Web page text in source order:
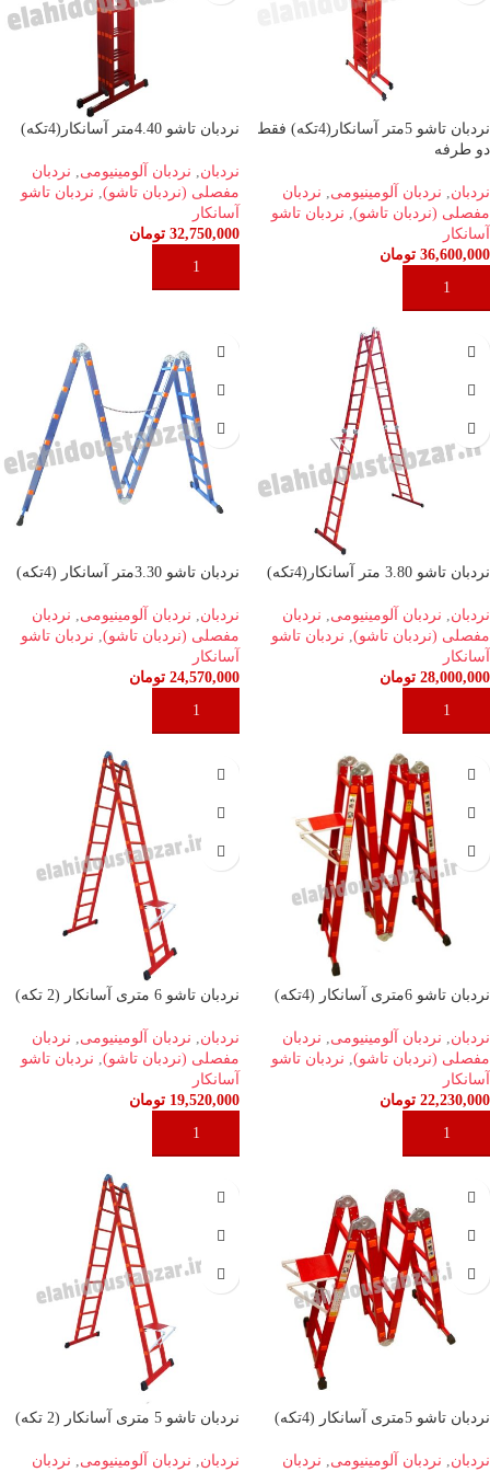
نردبان تاشو 5متر آسانکار(4تکه) فقط
دو طرفه
نردبان, نردبان آلومینیومی, نردبان
مفصلی (نردبان تاشو), نردبان تاشو
آسانکار
36,600,000 تومان
افزودن به سبد خرید
نردبان تاشو 4.40متر آسانکار(4تکه)
نردبان, نردبان آلومینیومی, نردبان
مفصلی (نردبان تاشو), نردبان تاشو
آسانکار
32,750,000 تومان
افزودن به سبد خرید
نردبان تاشو 3.80 متر آسانکار(4تکه)
نردبان, نردبان آلومینیومی, نردبان
مفصلی (نردبان تاشو), نردبان تاشو
آسانکار
28,000,000 تومان
افزودن به سبد خرید
نردبان تاشو 3.30متر آسانکار (4تکه)
نردبان, نردبان آلومینیومی, نردبان
مفصلی (نردبان تاشو), نردبان تاشو
آسانکار
24,570,000 تومان
افزودن به سبد خرید
نردبان تاشو 6متری آسانکار (4تکه)
نردبان, نردبان آلومینیومی, نردبان
مفصلی (نردبان تاشو), نردبان تاشو
آسانکار
22,230,000 تومان
افزودن به سبد خرید
نردبان تاشو 6 متری آسانکار (2 تکه)
نردبان, نردبان آلومینیومی, نردبان
مفصلی (نردبان تاشو), نردبان تاشو
آسانکار
19,520,000 تومان
افزودن به سبد خرید
نردبان تاشو 5متری آسانکار (4تکه)
نردبان, نردبان آلومینیومی, نردبان
نردبان تاشو 5 متری آسانکار (2 تکه)
نردبان, نردبان آلومینیومی, نردبان